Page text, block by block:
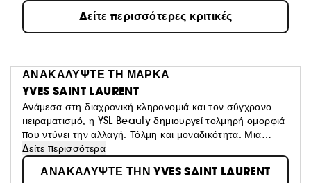
Δείτε περισσότερες κριτικές
ΑΝΑΚΑΛΥΨΤΕ ΤΗ ΜΑΡΚΑ
YVES SAINT LAURENT
Ανάμεσα στη διαχρονική κληρονομιά και τον σύγχρονο
πειραματισμό, η YSL Beauty δημιουργεί τολμηρή ομορφιά
που ντύνει την αλλαγή. Τόλμη και μοναδικότητα. Μια
σύγκρουση χρωμάτων, φωτός και τάσεων - μια έκφραση
απελευθερωμένη από συμβάσεις, αμφισβητεί το
κατεστημένο. Πρωτοπόρος και αυθεντική, δημιουργεί
Δείτε περισσότερα
ΑΝΑΚΑΛΥΨΤΕ ΤΗΝ YVES SAINT LAURENT